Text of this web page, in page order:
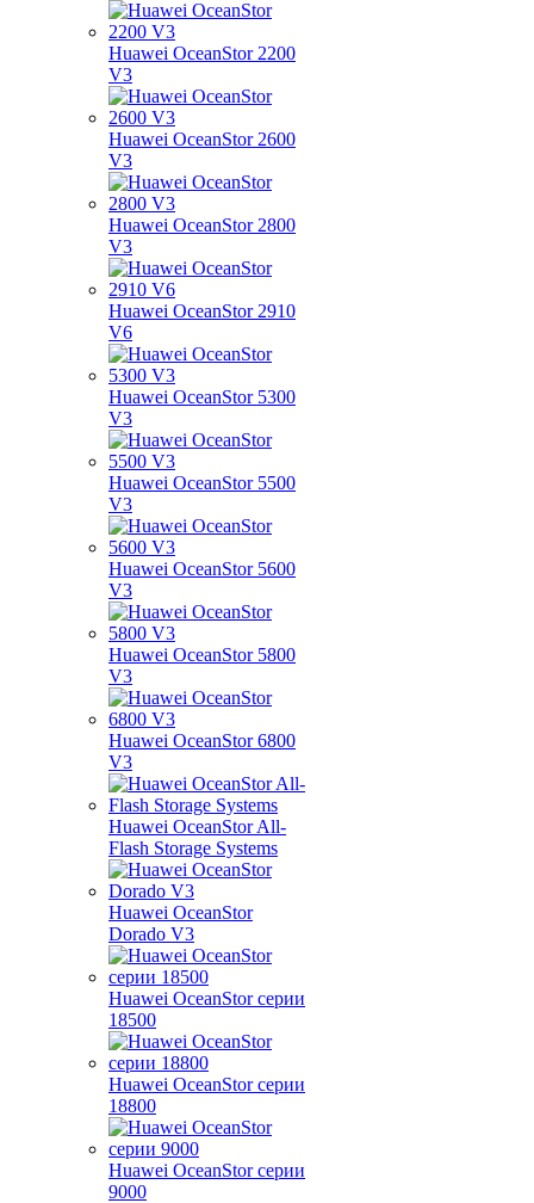
Huawei OceanStor 2200
V3
Huawei OceanStor 2600
V3
Huawei OceanStor 2800
V3
Huawei OceanStor 2910
V6
Huawei OceanStor 5300
V3
Huawei OceanStor 5500
V3
Huawei OceanStor 5600
V3
Huawei OceanStor 5800
V3
Huawei OceanStor 6800
V3
Huawei OceanStor All-
Flash Storage Systems
Huawei OceanStor
Dorado V3
Huawei OceanStor серии
18500
Huawei OceanStor серии
18800
Huawei OceanStor серии
9000